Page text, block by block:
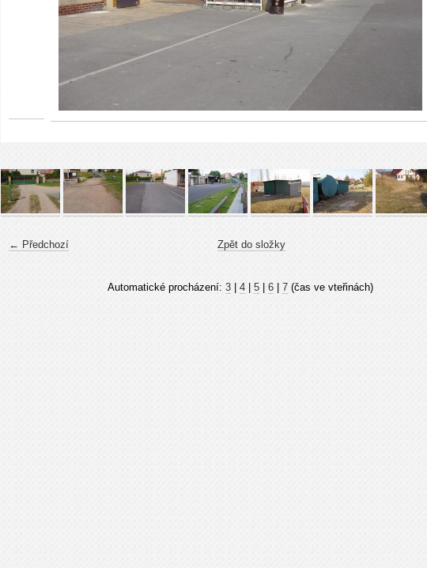
← Předchozí Zpět do složky
Automatické procházení: 3| 4| 5| 6| 7(čas ve vteřinách)